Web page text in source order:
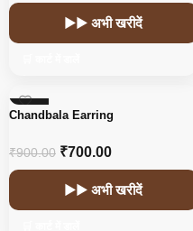
▶▶ अभी खरीदें
-22%
Chandbala Earring
₹900.00 ₹700.00
▶▶ अभी खरीदें